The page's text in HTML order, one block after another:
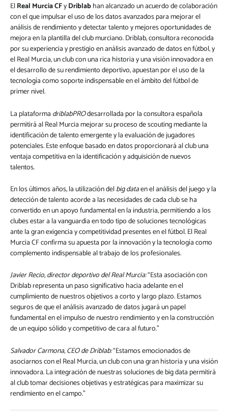
ElReal Murcia CFyDriblabhan alcanzado un acuerdo de colaboración
con el que impulsar el uso de los datos avanzados para mejorar el
análisis de rendimiento y detectar talento y mejores oportunidades de
mejora en la plantilla del club murciano. Driblab, consultora reconocida
por su experiencia y prestigio en análisis avanzado de datos en fútbol, y
el Real Murcia, un club con una rica historia y una visión innovadora en
el desarrollo de su rendimiento deportivo, apuestan por el uso de la
tecnología como soporte indispensable en el ámbito del fútbol de
primer nivel.
La plataforma driblabPROdesarrollada por la consultora española
permitirá al Real Murcia mejorar su proceso de scouting mediante la
identificación de talento emergente y la evaluación de jugadores
potenciales. Este enfoque basado en datos proporcionará al club una
ventaja competitiva en la identificación y adquisición de nuevos
talentos.
En los últimos años, la utilización delbig dataen el análisis del juego y la
detección de talento acorde a las necesidades de cada club se ha
convertido en un apoyo fundamental en la industria, permitiendo a los
clubes estar a la vanguardia en todo tipo de soluciones tecnológicas
ante la gran exigencia y competitividad presentes en el fútbol. El Real
Murcia CF confirma su apuesta por la innovación y la tecnología como
complemento indispensable al trabajo de los profesionales.
Javier Recio, director deportivo del Real Murcia:“Esta asociación con
Driblab representa un paso significativo hacia adelante en el
cumplimiento de nuestros objetivos a corto y largo plazo. Estamos
seguros de que el análisis avanzado de datos jugará un papel
fundamental en el impulso de nuestro rendimiento y en la construcción
de un equipo sólido y competitivo de cara al futuro.”
Salvador Carmona, CEO de Driblab:“Estamos emocionados de
asociarnos con el Real Murcia, un club con una gran historia y una visión
innovadora. La integración de nuestras soluciones de big data permitirá
al club tomar decisiones objetivas y estratégicas para maximizar su
rendimiento en el campo.”